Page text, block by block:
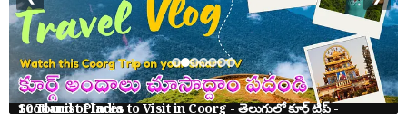
10 Tourist Places to Visit in Coorg - తెలుగులో కూర్గ్ ట్రిప్ - Scotland of India